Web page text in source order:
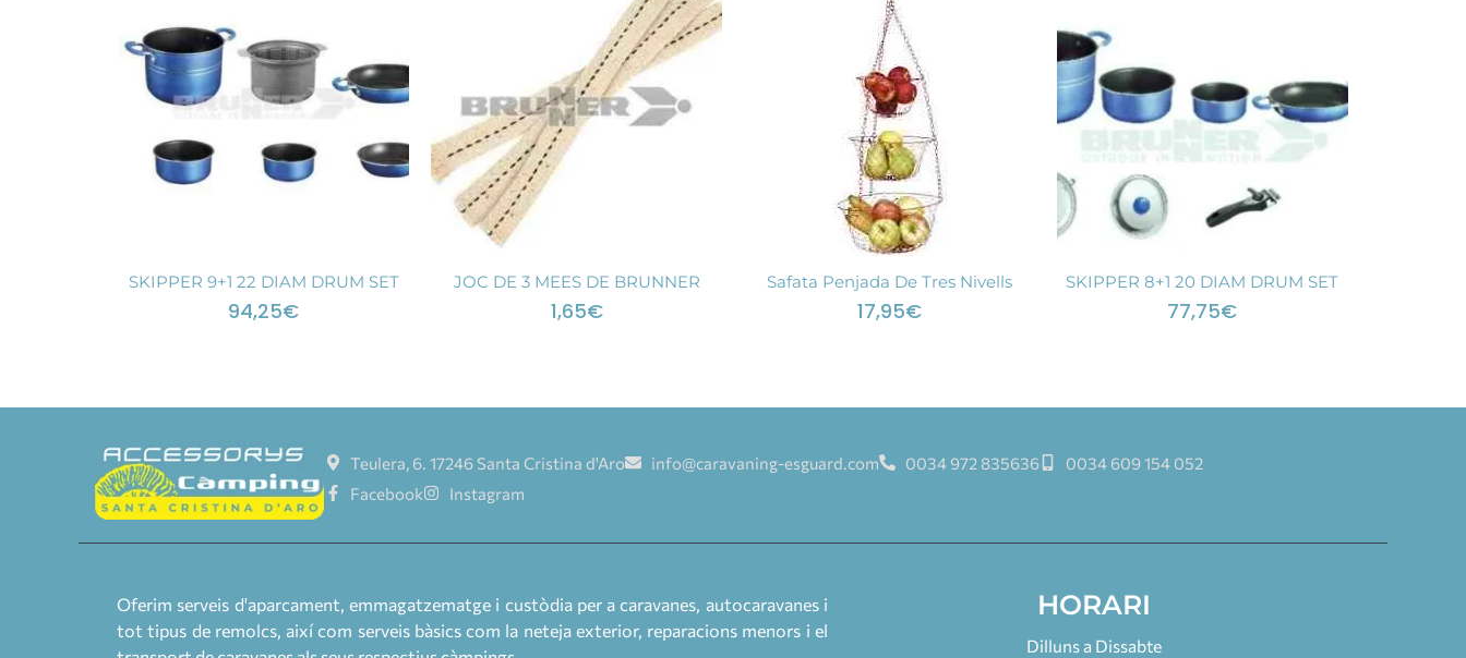
SKIPPER 9+1 22 DIAM DRUM SET
94,25€
JOC DE 3 MEES DE BRUNNER
1,65€
Safata Penjada De Tres Nivells
17,95€
SKIPPER 8+1 20 DIAM DRUM SET
77,75€
Teulera, 6. 17246 Santa Cristina d'Aro info@caravaning-esguard.com 0034 972 835636
0034 609 154 052
Facebook
Instagram
Oferim serveis d'aparcament, emmagatzematge i custòdia per a caravanes, autocaravanes i
tot tipus de remolcs, així com serveis bàsics com la neteja exterior, reparacions menors i el
HORARI
Dilluns a Dissabte